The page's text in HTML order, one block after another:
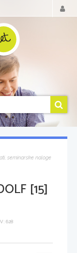
seminarske naloge
[15]
628